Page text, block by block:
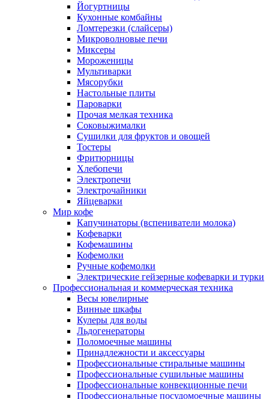
Йогуртницы
Кухонные комбайны
Ломтерезки (слайсеры)
Микроволновые печи
Миксеры
Мороженицы
Мультиварки
Мясорубки
Настольные плиты
Пароварки
Прочая мелкая техника
Соковыжималки
Сушилки для фруктов и овощей
Тостеры
Фритюрницы
Хлебопечи
Электропечи
Электрочайники
Яйцеварки
Мир кофе
Капучинаторы (вспениватели молока)
Кофеварки
Кофемашины
Кофемолки
Ручные кофемолки
Электрические гейзерные кофеварки и турки
Профессиональная и коммерческая техника
Весы ювелирные
Винные шкафы
Кулеры для воды
Льдогенераторы
Поломоечные машины
Принадлежности и аксессуары
Профессиональные стиральные машины
Профессиональные сушильные машины
Профессиональные конвекционные печи
Профессиональные посудомоечные машины